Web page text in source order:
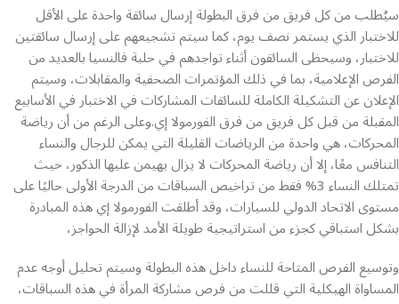
سيُطلب من كل فريق من فرق البطولة إرسال سائقة واحدة على الأقل
للاختبار الذي يستمر نصف يوم، كما سيتم تشجيعهم على إرسال سائقتين
للاختبار، وسيحظى السائقون أثناء تواجدهم في حلبة فالنسيا بالعديد من
الفرص الإعلامية، بما في ذلك المؤتمرات الصحفية والمقابلات، وسيتم
الإعلان عن التشكيلة الكاملة للسائقات المشاركات في الاختبار في الأسابيع
المقبلة من قبل كل فريق من فرق الفورمولا إي.وعلى الرغم من أن رياضة
المحركات، هي واحدة من الرياضات القليلة التي يمكن للرجال والنساء
التنافس معًا، إلا أن رياضة المحركات لا يزال يهيمن عليها الذكور، حيث
تمتلك النساء 3% فقط من تراخيص السباقات من الدرجة الأولى حاليًا على
مستوى الاتحاد الدولي للسيارات، وقد أطلقت الفورمولا إي هذه المبادرة
بشكل استباقي كجزء من استراتيجية طويلة الأمد لإزالة الحواجز،
وتوسيع الفرص المتاحة للنساء داخل هذه البطولة وسيتم تحليل أوجه عدم
المساواة الهيكلية التي قللت من فرص مشاركة المرأة في هذه السباقات،